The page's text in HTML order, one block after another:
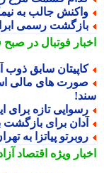
جالب به نیمکت
رسمی
فوتبال در صبح
سابق ذوب
های مالی
تازه برای
برای بازگشت به
پیاتزا به تهران رسید؛ رقابت ۲۸
ویژهاقتصاد آزاد